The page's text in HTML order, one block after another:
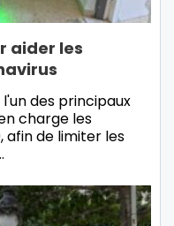
aider les
des principaux
charge les
afin de limiter les